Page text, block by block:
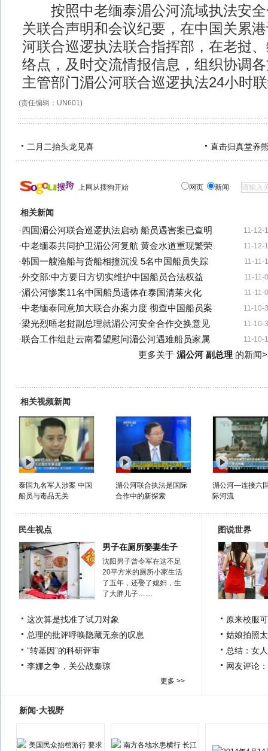
按照中老缅泰湄公河流域执法安全
关联合声明和会议纪要，在中国关累
河联合巡逻执法联合指挥部，在老挝
络点，及时交流情报信息，组织协调
主管部门湄公河联合巡逻执法24小时
(责任编辑：UN601)
二月二抬头龙见喜 直击归真堂养
上网从搜狗开始 网页 新闻
相关新闻
11-12-
· 四国湄公河联合巡逻执法启动 船员遇害案已查明
11-12-
·中老缅泰共同护卫湄公河复航 黄金水道重现繁荣
11-11-
·韩国一艘渔船与货船相撞沉没 5名中国船员失踪
11-11-
·外交部:中方要日方切实维护中国船员合法权益
11-11-
·湄公河惨案11名中国船员遗体在泰国清莱火化
11-10-
·中老缅泰同意加大联合办案力度 彻查中国船员案
11-10-
·梁光烈晤老挝副总理就湄公河安全合作交换意见
11-10-
·联合工作组赴云南看望慰问湄公河遇难船员家属
更多关于 湄公河 副总理 的新闻
相关视频新闻
泰国九名军人涉案 中国
船员与毒品无关
湄公河联合执法是国际
合作中的新探索
湄公河—连接六
际河流
民生视点
男子在厕所娶妻生子
沈阳男子曾令军在这不足
20平方米的厕所小家生活
了五年，还娶了媳妇，生
了大胖儿子……
这次算是找准了试刀对象
总理的批评呼唤隐藏无奈的叹息
“转基因”的科研评审
李娜之争，关公战秦琼
更多 >>
图说世界
原来校服
姑娘拍照
总结：女
网友评论
新闻·大视野